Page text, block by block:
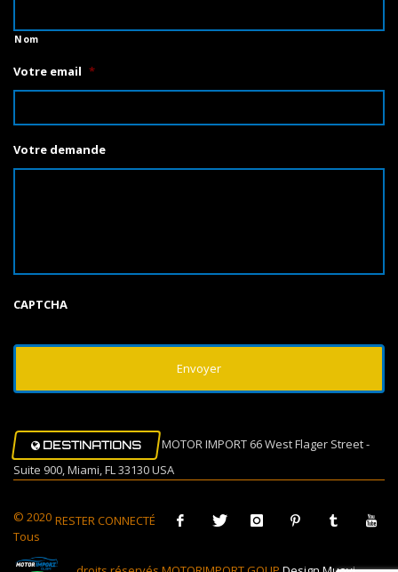
Nom
Votre email *
Votre demande
CAPTCHA
DESTINATIONS
MOTOR IMPORT 66 West Flager Street -
Suite 900, Miami, FL 33130 USA
RESTER CONNECTÉ
© 2020
Tous